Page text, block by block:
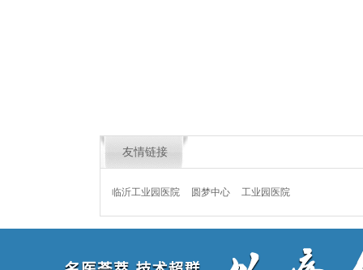
友情链接
临沂工业园医院 圆梦中心 工业园医院